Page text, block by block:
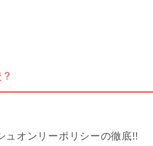
ュオンリーポリシーの徹底!!